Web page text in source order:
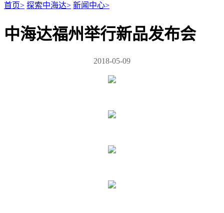
首页> 探索中海达> 新闻中心>
中海达福州举行新品发布会
2018-05-09